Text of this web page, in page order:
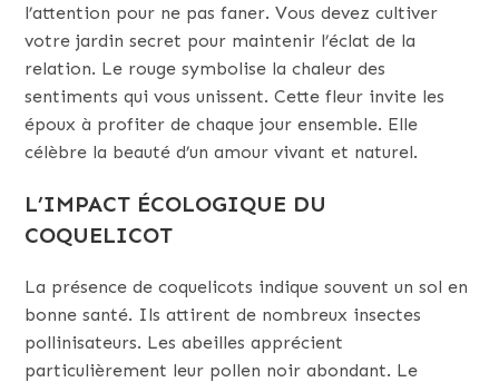
l’attention pour ne pas faner. Vous devez cultiver
votre jardin secret pour maintenir l’éclat de la
relation. Le rouge symbolise la chaleur des
sentiments qui vous unissent. Cette fleur invite les
époux à profiter de chaque jour ensemble. Elle
célèbre la beauté d’un amour vivant et naturel.
L’IMPACT ÉCOLOGIQUE DU
COQUELICOT
La présence de coquelicots indique souvent un sol en
bonne santé. Ils attirent de nombreux insectes
pollinisateurs. Les abeilles apprécient
particulièrement leur pollen noir abondant. Le